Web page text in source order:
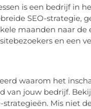
is een bedrijf in
SEO-strategie,
maanden naar de
en een
waarom het
van jouw bedrijf.
strategieën. Mis niet